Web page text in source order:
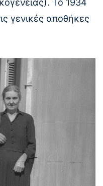
γενικές αποθήκες